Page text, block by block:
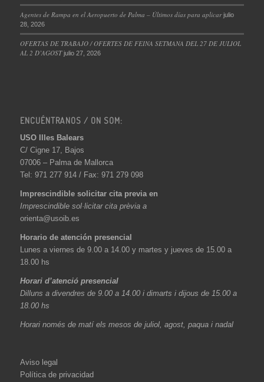
Agentes de Rampa en el Aeropuerto de Palma – Últimos días para aplicar julio
28, 2026
OFERTAS DE TRABAJO / OFERTES DE FEINA SETMANA DEL 27 DE JULIOL
AL 2 D’AGOST julio 27, 2026
ENCUÉNTRANOS / ON SOM:
USO Illes Balears
C/ Cigne 17, Bajos
07006 – Palma de Mallorca
Tel: 971 277 914 / Fax: 971 279 098
Imprescindible solicitar cita previa en
Imprescindible sol·licitar cita prèvia a
orienta@usoib.es
Horario de atención presencial
Lunes a viernes de 9.00 a 14.00 y martes y jueves de 15.00 a
18.00 hs
Horari d’atenció presencial
Dilluns a divendres de 9.00 a 14.00 i dimarts i dijous de 15.00 a
18.00 hs
Horari només de matí els mesos de juliol, agost, paqua i nadal
Aviso legal
Política de privacidad